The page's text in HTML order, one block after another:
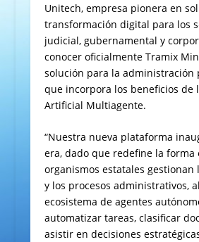
Unitech, empresa pionera en
transformación digital para los
judicial, gubernamental y
conocer oficialmente Tramix
solución para la administración
que incorpora los beneficios de
Artificial Multiagente.
“Nuestra nueva plataforma
era, dado que redefine la forma
organismos estatales gestionan
y los procesos administrativos,
ecosistema de agentes
automatizar tareas, clasificar
asistir en decisiones